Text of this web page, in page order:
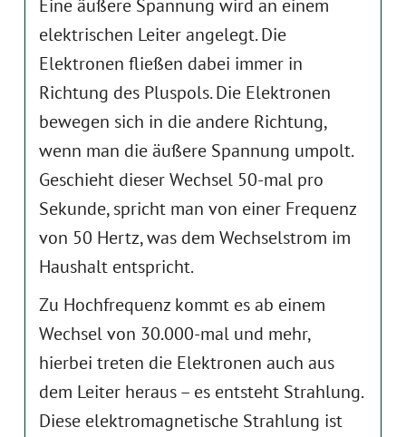
Eine äußere Spannung wird an einem
elektrischen Leiter angelegt. Die
Elektronen fließen dabei immer in
Richtung des Pluspols. Die Elektronen
bewegen sich in die andere Richtung,
wenn man die äußere Spannung umpolt.
Geschieht dieser Wechsel 50-mal pro
Sekunde, spricht man von einer Frequenz
von 50 Hertz, was dem Wechselstrom im
Haushalt entspricht.
Zu Hochfrequenz kommt es ab einem
Wechsel von 30.000-mal und mehr,
hierbei treten die Elektronen auch aus
dem Leiter heraus – es entsteht Strahlung.
Diese elektromagnetische Strahlung ist